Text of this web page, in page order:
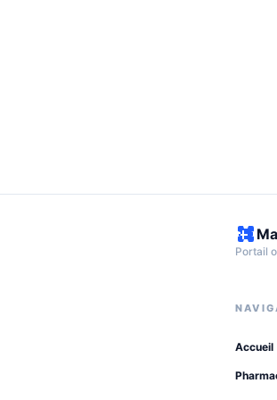
Portail
Accueil